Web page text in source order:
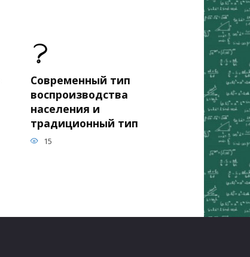
Современный тип
воспроизводства
населения и
традиционный тип
15